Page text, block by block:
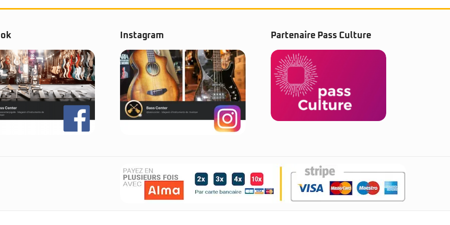
Instagram Partenaire Pass Culture